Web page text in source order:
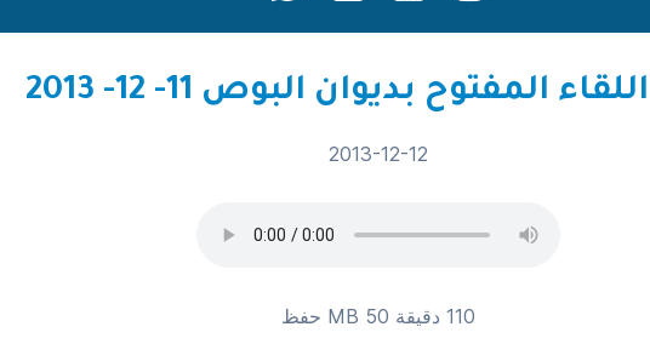
2013-12-12
110 دقيقة 50 MB حفظ